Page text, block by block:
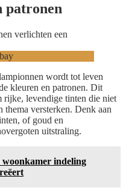
patronen
wordt tot leven
kleuren en patronen. Dit
rijke, levendige tinten die niet
thema versterken. Denk aan
of goud en
uitstraling.
woonkamer indeling